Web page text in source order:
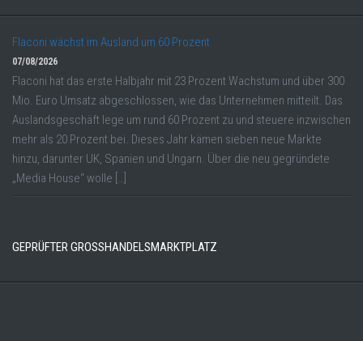
Flaconi wächst im Ausland um 60 Prozent
07/08/2026
Flaconi hat das erste Halbjahr mit 23 Prozent Wachstum und über 300
Mio. Euro Umsatz abgeschlossen, wie das Unternehmen mitteilt. Das
Auslandsgeschäft lege um rund 60 Prozent zu und steuere inzwischen
mehr als 20 Prozent bei. Dieses Jahr kämen sieben neue Märkte
hinzu, darunter UK, Spanien und Ungarn. Über die neu gegründete
„Media House“ wolle […]
GEPRÜFTER GROSSHANDELSMARKTPLATZ